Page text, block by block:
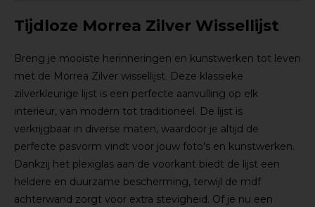
Tijdloze Morrea Zilver Wissellijst
Breng je mooiste herinneringen en kunstwerken tot leven
met de Morrea Zilver wissellijst. Deze klassieke
zilverkleurige lijst is een perfecte aanvulling op elk
interieur, van modern tot traditioneel. De lijst is
verkrijgbaar in diverse maten, waardoor je altijd de
perfecte pasvorm vindt voor jouw foto's en kunstwerken.
Dankzij het plexiglas aan de voorkant biedt de lijst een
heldere en duurzame bescherming, terwijl de mdf
achterwand zorgt voor extra stevigheid. Of je nu een